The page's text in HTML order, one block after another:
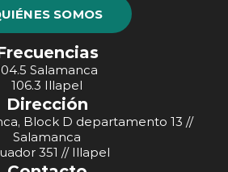
SOMOS
Salamanca
106.3 Illapel
Dirección
Block D departamento 13 //
Salamanca
351 // Illapel